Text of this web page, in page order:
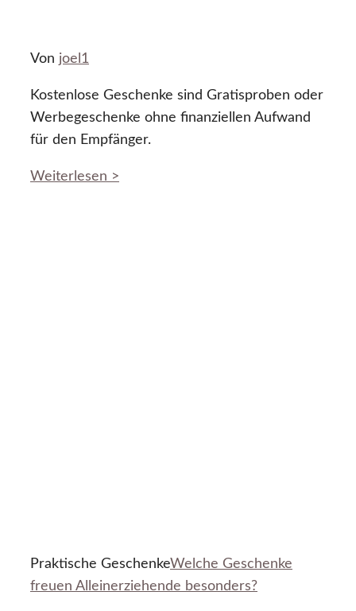
Von joel1
Kostenlose Geschenke sind Gratisproben oder
Werbegeschenke ohne finanziellen Aufwand
für den Empfänger.
Weiterlesen >
Praktische GeschenkeWelche Geschenke
freuen Alleinerziehende besonders?